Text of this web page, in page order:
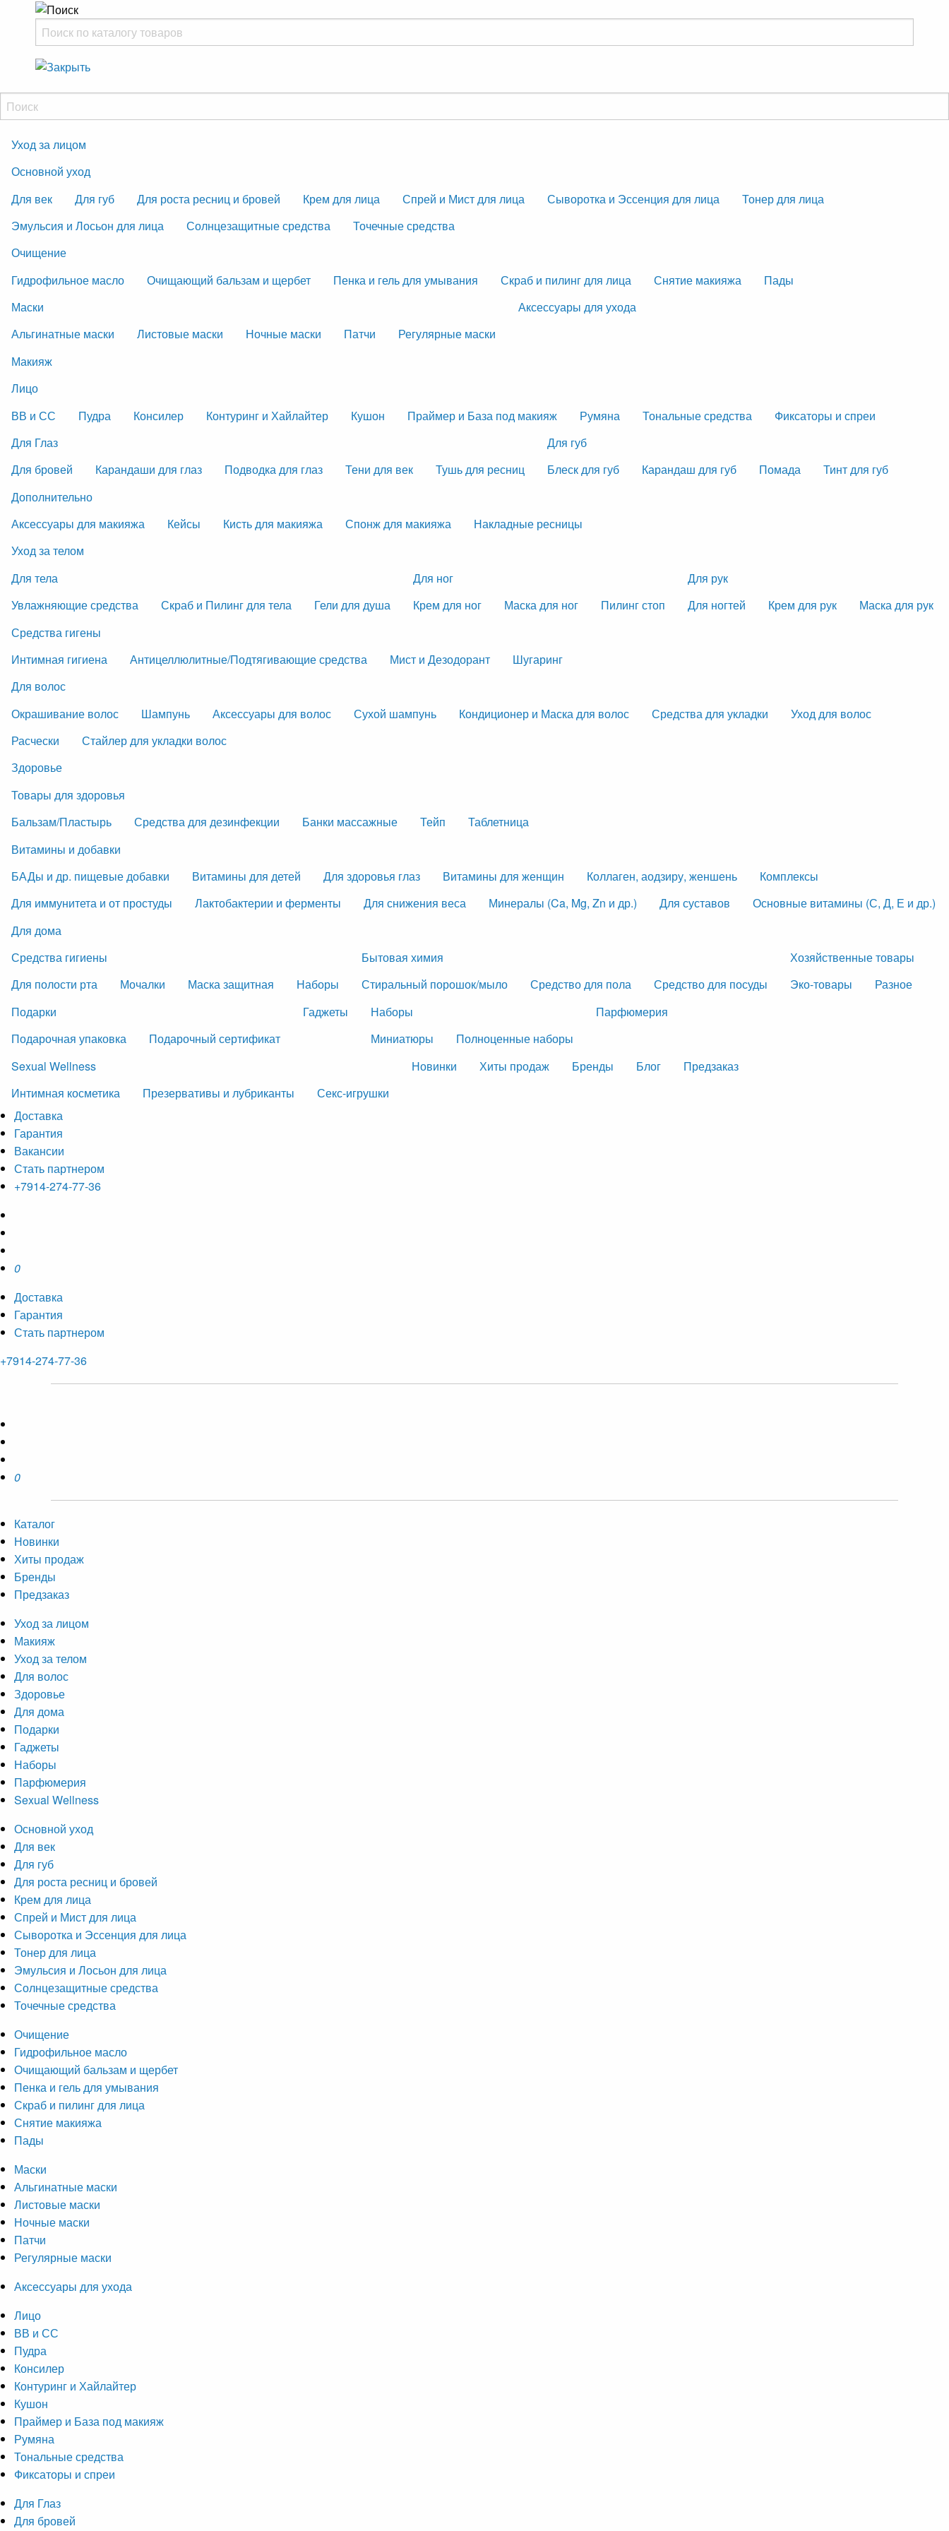
Уход за лицом
Основной уход
Для век
Для губ Для роста ресниц и бровей Крем для лица Спрей и Мист для лица Сыворотка и Эссенция для лица
Тонер для лица
Эмульсия и Лосьон для лица
Солнцезащитные средства
Точечные средства
Очищение
Гидрофильное масло
Очищающий бальзам и щербет Пенка и гель для умывания Скраб и пилинг для лица Снятие макияжа
Пады
Маски
Альгинатные маски
Листовые маски Ночные маски Патчи Регулярные маски
Аксессуары для ухода
Макияж
Лицо
ВВ и СС
Пудра Консилер Контуринг и Хайлайтер Кушон Праймер и База под макияж Румяна Тональные средства
Фиксаторы и спреи
Для Глаз
Для бровей
Карандаши для глаз Подводка для глаз Тени для век Тушь для ресниц
Для губ
Блеск для губ
Карандаш для губ Помада
Тинт для губ
Дополнительно
Аксессуары для макияжа
Кейсы Кисть для макияжа Спонж для макияжа
Накладные ресницы
Уход за телом
Для тела
Увлажняющие средства
Скраб и Пилинг для тела Гели для душа
Для ног
Крем для ног
Маска для ног Пилинг стоп
Для рук
Для ногтей
Крем для рук
Маска для рук
Средства гигены
Интимная гигиена
Антицеллюлитные/Подтягивающие средства Мист и Дезодорант
Шугаринг
Для волос
Окрашивание волос
Шампунь Аксессуары для волос Сухой шампунь Кондиционер и Маска для волос Средства для укладки
Уход для волос
Расчески
Стайлер для укладки волос
Здоровье
Товары для здоровья
Бальзам/Пластырь
Средства для дезинфекции Банки массажные Тейп
Таблетница
Витамины и добавки
БАДы и др. пищевые добавки
Витамины для детей Для здоровья глаз Витамины для женщин Коллаген, аодзиру, женшень
Комплексы
Для иммунитета и от простуды
Лактобактерии и ферменты Для снижения веса Минералы (Ca, Mg, Zn и др.) Для суставов
Основные витамины (С, Д, Е и др.)
Для дома
Средства гигиены
Для полости рта
Мочалки Маска защитная Наборы
Бытовая химия
Стиральный порошок/мыло
Средство для пола Средство для посуды
Хозяйственные товары
Эко-товары
Разное
Подарки
Подарочная упаковка
Подарочный сертификат
Гаджеты
Наборы
Миниатюры
Полноценные наборы
Парфюмерия
Sexual Wellness
Интимная косметика
Презервативы и лубриканты Секс-игрушки
Новинки Хиты продаж Бренды Блог Предзаказ
Доставка
Гарантия
Вакансии
Стать партнером
+7914-274-77-36
0
Доставка
Гарантия
Стать партнером
+7914-274-77-36
0
Каталог
Новинки
Хиты продаж
Бренды
Предзаказ
Уход за лицом
Макияж
Уход за телом
Для волос
Здоровье
Для дома
Подарки
Гаджеты
Наборы
Парфюмерия
Sexual Wellness
Основной уход
Для век
Для губ
Для роста ресниц и бровей
Крем для лица
Спрей и Мист для лица
Сыворотка и Эссенция для лица
Тонер для лица
Эмульсия и Лосьон для лица
Солнцезащитные средства
Точечные средства
Очищение
Гидрофильное масло
Очищающий бальзам и щербет
Пенка и гель для умывания
Скраб и пилинг для лица
Снятие макияжа
Пады
Маски
Альгинатные маски
Листовые маски
Ночные маски
Патчи
Регулярные маски
Аксессуары для ухода
Лицо
ВВ и СС
Пудра
Консилер
Контуринг и Хайлайтер
Кушон
Праймер и База под макияж
Румяна
Тональные средства
Фиксаторы и спреи
Для Глаз
Для бровей